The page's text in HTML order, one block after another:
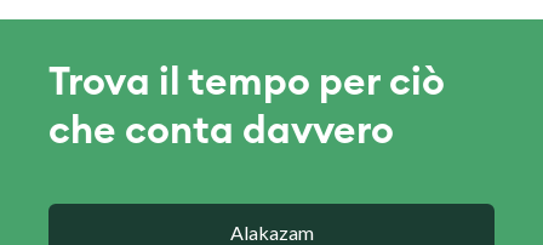
Trova il tempo per ciò
che conta davvero
Alakazam